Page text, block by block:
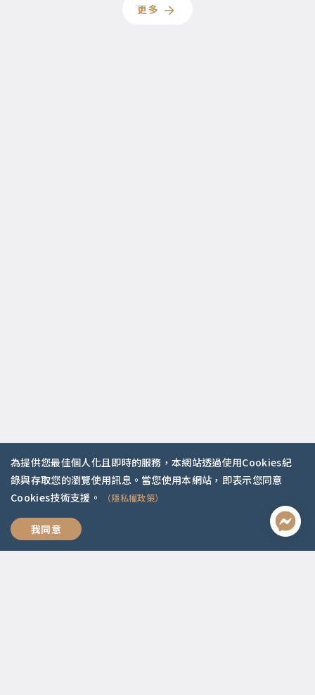
我們，好好愛
更多
聯絡資訊
啟點文化(統一編號:54296775)
02-2292-2086
service@koob.com.tw
為提供您最佳個人化且即時的服務，本網站透過使用Cookies紀
錄與存取您的瀏覽使用訊息。當您使用本網站，即表示您同意
Cookies技術支援。
（隱私權政策）
我同意